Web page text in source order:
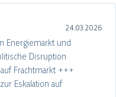
24.03.2026
Energiemarkt und
Disruption
Frachtmarkt +++
Eskalation auf